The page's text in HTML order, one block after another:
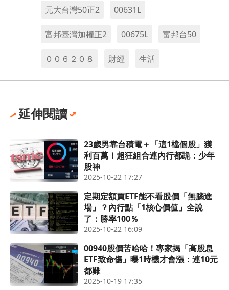
元大台灣50正2 00631L
富邦臺灣加權正2 00675L 富邦台50
００６２０８ 財經 生活
延伸閱讀
23歲男靠台積電＋「這1檔個股」獲
利百萬！超狂組合連內行都跪：少年
股神
2025-10-22 17:27
定期定額買ETF能不看股價「無腦進
場」？內行點「1核心價值」全說
了：勝率100％
2025-10-22 16:09
00940股價苦哈哈！專家揭「高股息
ETF致命傷」曝1時機才會漲：連10元
都難
2025-10-19 17:35